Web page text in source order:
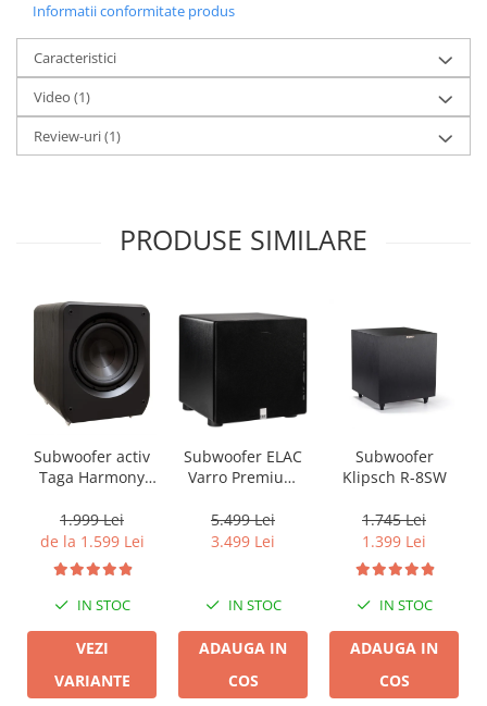
Informatii conformitate produs
Caracteristici
Video (1)
Review-uri(1)
PRODUSE SIMILARE
Subwoofer activ
Taga Harmony
v3
1.999 Lei
de la 1.599 Lei
IN STOC
VEZI
VARIANTE
Subwoofer ELAC
Varro Premium
500W, 20Hz,
AutoEQ Black
5.499 Lei
3.499 Lei
IN STOC
ADAUGA IN
COS
Subwoofer
Klipsch R-8SW
1.745 Lei
1.399 Lei
IN STOC
ADAUGA IN
COS